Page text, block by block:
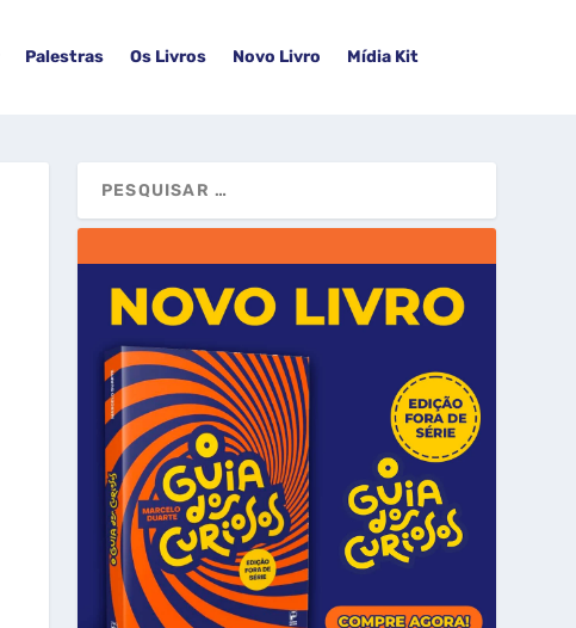
Palestras Os Livros Novo Livro Mídia Kit